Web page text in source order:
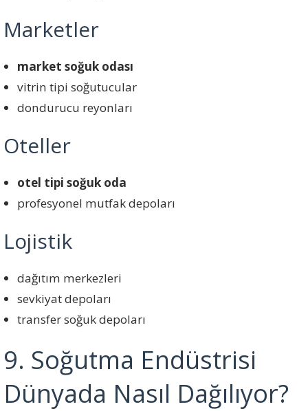
Marketler
market soğuk odası
vitrin tipi soğutucular
dondurucu reyonları
Oteller
otel tipi soğuk oda
profesyonel mutfak depoları
Lojistik
dağıtım merkezleri
sevkiyat depoları
transfer soğuk depoları
9. Soğutma Endüstrisi
Dünyada Nasıl Dağılıyor?